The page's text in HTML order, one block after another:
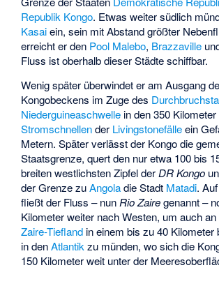
Republik Kongo. Etwas weiter südlich
Kasaiein, sein mit Abstand größter
erreicht er den Pool Malebo, Brazzaville
Fluss ist oberhalb dieser Städte schiffbar.
Wenig später überwindet er am Ausgang
Kongobeckens im Zuge des
Niederguineaschwelle in den 350
Stromschnellender Livingstonefälleein
Metern. Später verlässt der Kongo die
Staatsgrenze, quert den nur etwa 100 bis
breiten westlichsten Zipfel derDR Kongo
der Grenze zuAngoladie Stadt Matadi.
fließt der Fluss – nun Rio Zairegenannt –
Kilometer weiter nach Westen, um auch
Zaire-Tiefland in einem bis zu 40 Kilometer
in denAtlantik zu münden, wo sich die
150 Kilometer weit unter der